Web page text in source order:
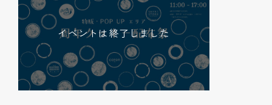
イベントは終了しました